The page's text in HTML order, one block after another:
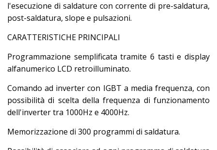
l'esecuzione di saldature con corrente di pre-saldatura,
post-saldatura, slope e pulsazioni.
CARATTERISTICHE PRINCIPALI
Programmazione semplificata tramite 6 tasti e display
alfanumerico LCD retroilluminato.
Comando ad inverter con IGBT a media frequenza, con
possibilità di scelta della frequenza di funzionamento
dell'inverter tra 1000Hz e 4000Hz.
Memorizzazione di 300 programmi di saldatura.